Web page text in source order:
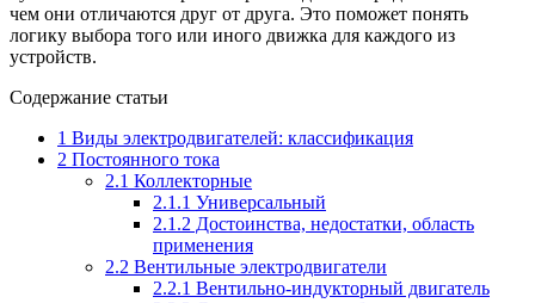
чем они отличаются друг от друга. Это поможет понять
логику выбора того или иного движка для каждого из
устройств.
Содержание статьи
1 Виды электродвигателей: классификация
2 Постоянного тока
2.1 Коллекторные
2.1.1 Универсальный
2.1.2 Достоинства, недостатки, область
применения
2.2 Вентильные электродвигатели
2.2.1 Вентильно-индукторный двигатель